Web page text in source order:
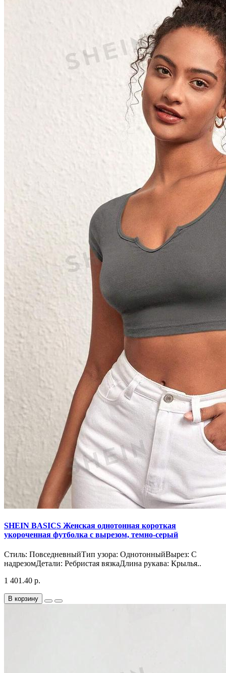
SHEIN BASICS Женская однотонная короткая
укороченная футболка с вырезом, темно-серый
Стиль: ПовседневныйТип узора: ОднотонныйВырез: С
надрезомДетали: Ребристая вязкаДлина рукава: Крылья..
1 401.40 р.
В корзину